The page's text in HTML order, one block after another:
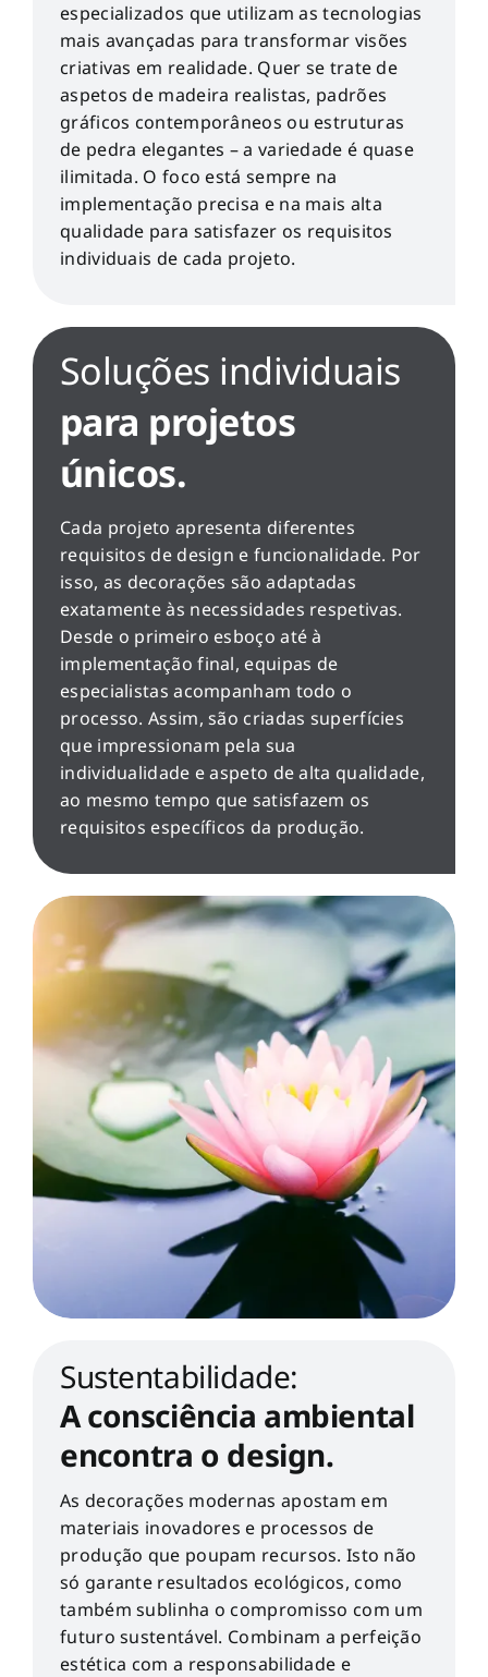
especializados que utilizam as tecnologias
mais avançadas para transformar visões
criativas em realidade. Quer se trate de
aspetos de madeira realistas, padrões
gráficos contemporâneos ou estruturas
de pedra elegantes – a variedade é quase
ilimitada. O foco está sempre na
implementação precisa e na mais alta
qualidade para satisfazer os requisitos
individuais de cada projeto.
Soluções individuais
para projetos
únicos.
Cada projeto apresenta diferentes
requisitos de design e funcionalidade. Por
isso, as decorações são adaptadas
exatamente às necessidades respetivas.
Desde o primeiro esboço até à
implementação final, equipas de
especialistas acompanham todo o
processo. Assim, são criadas superfícies
que impressionam pela sua
individualidade e aspeto de alta qualidade,
ao mesmo tempo que satisfazem os
requisitos específicos da produção.
Sustentabilidade:
A consciência ambiental
encontra o design.
As decorações modernas apostam em
materiais inovadores e processos de
produção que poupam recursos. Isto não
só garante resultados ecológicos, como
também sublinha o compromisso com um
futuro sustentável. Combinam a perfeição
estética com a responsabilidade e